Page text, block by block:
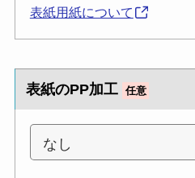
表紙用紙について
表紙のPP加工 任意